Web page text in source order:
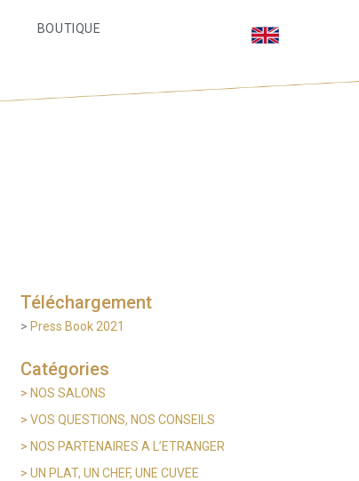
BOUTIQUE
Téléchargement
> Press Book 2021
Catégories
> NOS SALONS
>VOS QUESTIONS, NOS CONSEILS
> NOS PARTENAIRES A L’ETRANGER
>UN PLAT, UN CHEF, UNE CUVEE